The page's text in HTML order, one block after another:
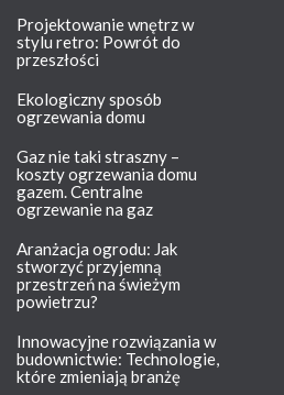
Projektowanie wnętrz w
stylu retro: Powrót do
przeszłości
Ekologiczny sposób
ogrzewania domu
Gaz nie taki straszny –
koszty ogrzewania domu
gazem. Centralne
ogrzewanie na gaz
Aranżacja ogrodu: Jak
stworzyć przyjemną
przestrzeń na świeżym
powietrzu?
Innowacyjne rozwiązania w
budownictwie: Technologie,
które zmieniają branżę